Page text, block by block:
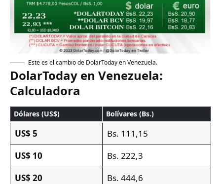
Este es el cambio de DolarToday en Venezuela.
DolarToday en Venezuela:
Calculadora
Dólares (US$) Bolívares (Bs.)
US$ 5
Bs. 111,15
US$ 10
Bs. 222,3
US$ 20
Bs. 444,6